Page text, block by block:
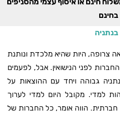
בחינם
צרופה, היות שהיא מלכדת ונותנת
לפני הנישואין. אבל, לפעמים
גבוהה ויחד עם ההוצאות על
למדי. מקובל היום למדי לערוך
חברתית. הווה אומר, כל החברות של